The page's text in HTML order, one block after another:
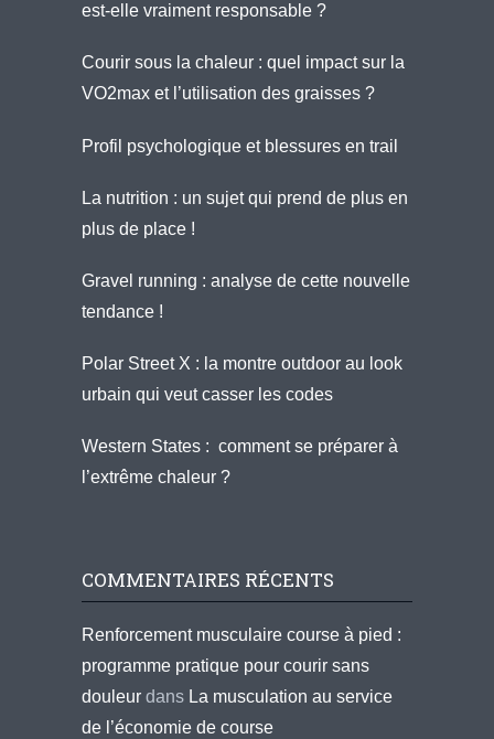
est-elle vraiment responsable ?
Courir sous la chaleur : quel impact sur la
VO2max et l’utilisation des graisses ?
Profil psychologique et blessures en trail
La nutrition : un sujet qui prend de plus en
plus de place !
Gravel running : analyse de cette nouvelle
tendance !
Polar Street X : la montre outdoor au look
urbain qui veut casser les codes
Western States : comment se préparer à
l’extrême chaleur ?
COMMENTAIRES RÉCENTS
Renforcement musculaire course à pied :
programme pratique pour courir sans
douleur dans La musculation au service
de l’économie de course